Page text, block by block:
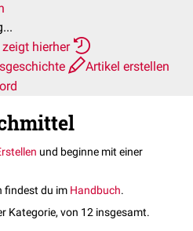
zeigt hierher
Artikel erstellen
und beginne mit einer
findest du im Handbuch.
Kategorie, von 12 insgesamt.